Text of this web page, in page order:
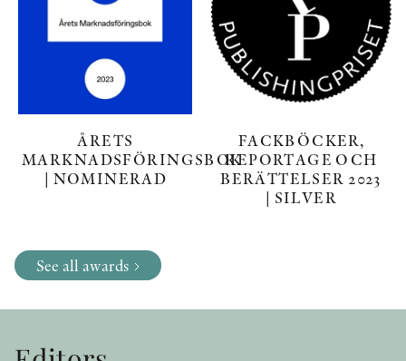
ÅRETS
MARKNADSFÖRINGSBOK
| NOMINERAD
FACKBÖCKER,
REPORTAGE OCH
BERÄTTELSER 2023
| SILVER
See all awards